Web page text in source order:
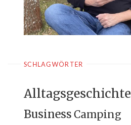
SCHLAGWÖRTER
Alltagsgeschichte
Business Camping